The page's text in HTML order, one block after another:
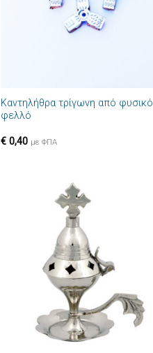
Καντηλήθρα τρίγωνη από φυσικό
φελλό
€ 0,40 με ΦΠΑ